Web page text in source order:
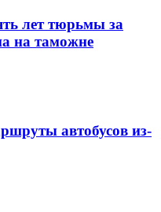
лет тюрьмы за
на таможне
автобусов из-